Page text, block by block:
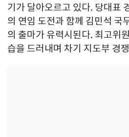
기가 달아오르고 있다. 당대표
의 연임 도전과 함께 김민석 국
의 출마가 유력시된다. 최고위
습을 드러내며 차기 지도부 경